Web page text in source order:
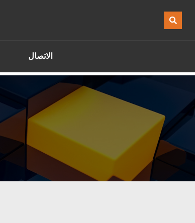
الاتصال